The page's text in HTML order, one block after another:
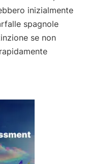
inizialmente
spagnole
se non